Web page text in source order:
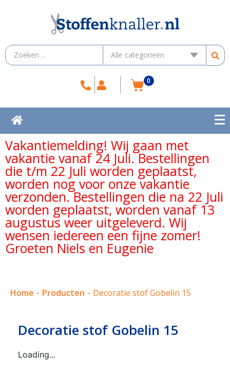
0
Vakantiemelding! Wij gaan met
vakantie vanaf 24 Juli. Bestellingen
die t/m 22 Juli worden geplaatst,
worden nog voor onze vakantie
verzonden. Bestellingen die na 22 Juli
worden geplaatst, worden vanaf 13
augustus weer uitgeleverd. Wij
wensen iedereen een fijne zomer!
Groeten Niels en Eugenie
Home - Producten - Decoratie stof Gobelin 15
Decoratie stof Gobelin 15
Loading...